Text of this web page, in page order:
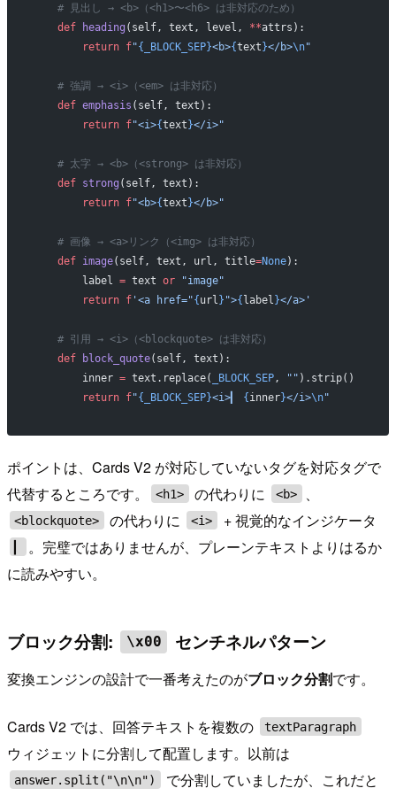
    # 見出し → <b>（<h1>〜<h6> は非対応のため）
    def
heading (self, text, level, **attrs):
        return
f"{_BLOCK_SEP}<b>{text }</b>\n"
    # 強調 → <i>（<em> は非対応）
    def
emphasis (self, text):
        return
f"<i>{text }</i>"
    # 太字 → <b>（<strong> は非対応）
    def
strong (self, text):
        return
f"<b>{text }</b>"
    # 画像 → <a>リンク（<img> は非対応）
    def
image(self, text, url, title=None):
        label
= text or "image"
        return
f'<a href="{ url } ">{ label }</a>'
    # 引用 → <i>（<blockquote> は非対応）
    def
block_quote(self, text):
        inner
= text.replace( _BLOCK_SEP, "" ).strip()
        return
f"{_BLOCK_SEP}<i>▎ { inner}</i>\n"
ポイントは、Cards V2 が対応していないタグを対応タグで
代替するところです。
<h1> の代わりに <b> 、
<blockquote> の代わりに <i> + 視覚的なインジケータ
。完璧ではありませんが、プレーンテキストよりはるか
に読みやすい。
ブロック分割: \x00 センチネルパターン
変換エンジンの設計で一番考えたのがブロック分割です。
Cards V2 では、回答テキストを複数の textParagraph
ウィジェットに分割して配置します。以前は
answer.split("\n\n")
で分割していましたが、これだと